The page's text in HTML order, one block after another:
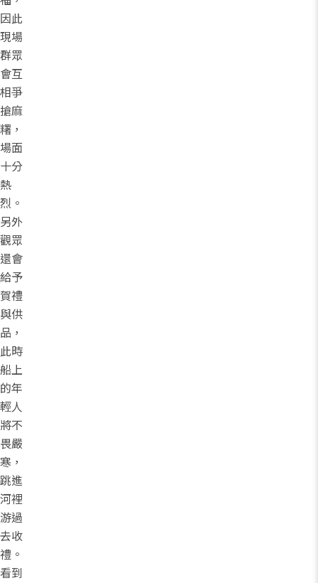
因此
現場
群眾
會互
相爭
搶麻
糬，
場面
十分
熱
烈。
另外
觀眾
還會
給予
賀禮
與供
品，
此時
船上
的年
輕人
將不
畏嚴
寒，
跳進
河裡
游過
去收
禮。
看到